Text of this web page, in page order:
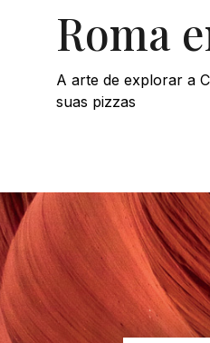
Roma
A arte de explorar a
suas pizzas